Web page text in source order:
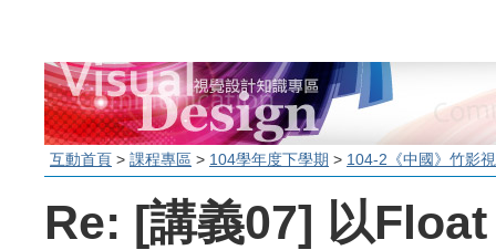
互動首頁 > 課程專區 > 104學年度下學期 > 104-2《中國》竹影
Re: [講義07] 以